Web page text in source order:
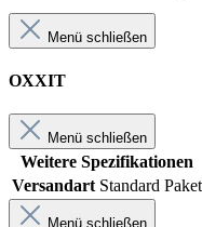
Menü schließen
OXXIT
Menü schließen
Weitere Spezifikationen
Versandart Standard Paket
Menü schließen